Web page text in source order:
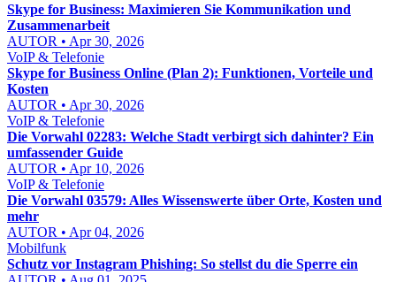
Skype for Business: Maximieren Sie Kommunikation und
Zusammenarbeit
AUTOR • Apr 30, 2026
VoIP & Telefonie
Skype for Business Online (Plan 2): Funktionen, Vorteile und
Kosten
AUTOR • Apr 30, 2026
VoIP & Telefonie
Die Vorwahl 02283: Welche Stadt verbirgt sich dahinter? Ein
umfassender Guide
AUTOR • Apr 10, 2026
VoIP & Telefonie
Die Vorwahl 03579: Alles Wissenswerte über Orte, Kosten und
mehr
AUTOR • Apr 04, 2026
Mobilfunk
Schutz vor Instagram Phishing: So stellst du die Sperre ein